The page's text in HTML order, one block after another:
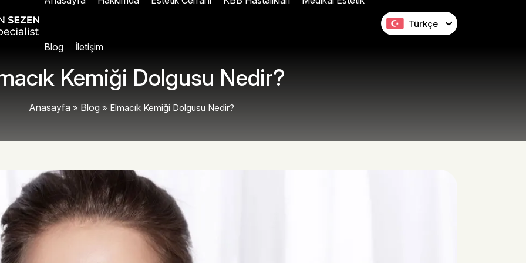
Blog İletişim
Türkçe
Kemiği Dolgusu Nedir?
Anasayfa » Blog » Elmacık Kemiği Dolgusu Nedir?